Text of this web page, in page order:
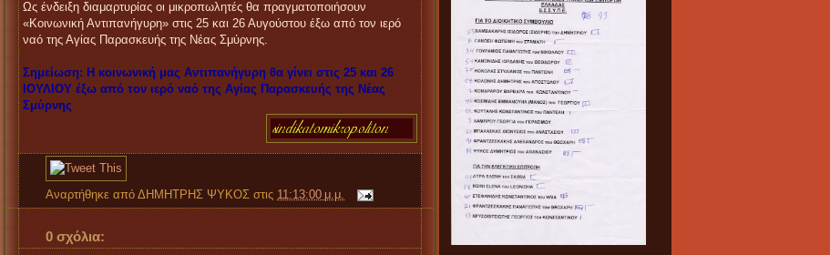
Ως ένδειξη διαμαρτυρίας οι μικροπωλητές θα πραγματοποιήσουν
«Κοινωνική Αντιπανήγυρη» στις 25 και 26 Αυγούστου έξω από τον ιερό
ναό της Αγίας Παρασκευής της Νέας Σμύρνης.
Σημείωση: Η κοινωνική μας Αντιπανήγυρη θα γίνει στις 25 και 26
ΙΟΥΛΙΟΥ έξω από τον ιερό ναό της Αγίας Παρασκευής της Νέας
Σμύρνης
Αναρτήθηκε από ΔΗΜΗΤΡΗΣ ΨΥΚΟΣ στις 11:13:00 μ.μ.
0 σχόλια: